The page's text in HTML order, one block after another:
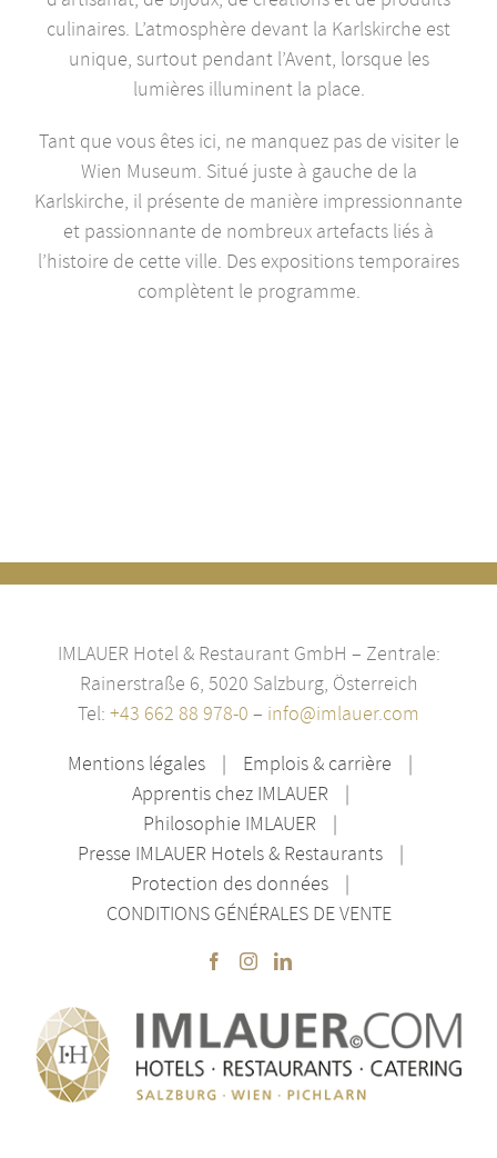
culinaires. L’atmosphère devant la Karlskirche est
unique, surtout pendant l’Avent, lorsque les
lumières illuminent la place.
Tant que vous êtes ici, ne manquez pas de visiter le
Wien Museum. Situé juste à gauche de la
Karlskirche, il présente de manière impressionnante
et passionnante de nombreux artefacts liés à
l’histoire de cette ville. Des expositions temporaires
complètent le programme.
IMLAUER Hotel & Restaurant GmbH – Zentrale:
Rainerstraße 6, 5020 Salzburg, Österreich
Tel: +43 662 88 978-0 – info@imlauer.com
Mentions légales
Emplois & carrière
Apprentis chez IMLAUER
Philosophie IMLAUER
Presse IMLAUER Hotels & Restaurants
Protection des données
CONDITIONS GÉNÉRALES DE VENTE